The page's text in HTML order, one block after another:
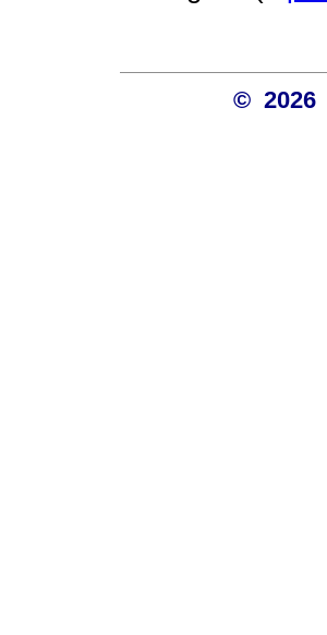
© 2026